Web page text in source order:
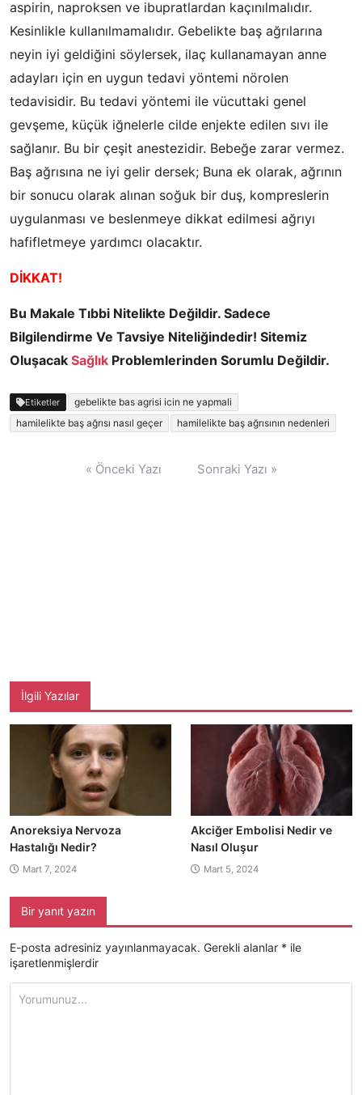
aspirin, naproksen ve ibupratlardan kaçınılmalıdır.
Kesinlikle kullanılmamalıdır. Gebelikte baş ağrılarına
neyin iyi geldiğini söylersek, ilaç kullanamayan anne
adayları için en uygun tedavi yöntemi nörolen
tedavisidir. Bu tedavi yöntemi ile vücuttaki genel
gevşeme, küçük iğnelerle cilde enjekte edilen sıvı ile
sağlanır. Bu bir çeşit anestezidir. Bebeğe zarar vermez.
Baş ağrısına ne iyi gelir dersek; Buna ek olarak, ağrının
bir sonucu olarak alınan soğuk bir duş, kompreslerin
uygulanması ve beslenmeye dikkat edilmesi ağrıyı
hafifletmeye yardımcı olacaktır.
DİKKAT!
Bu Makale Tıbbi Nitelikte Değildir. Sadece
Bilgilendirme Ve Tavsiye Niteliğindedir! Sitemiz
Oluşacak Sağlık Problemlerinden Sorumlu Değildir.
Etiketler
gebelikte bas agrisi icin ne yapmali
hamilelikte baş ağrısı nasıl geçer
hamilelikte baş ağrısının nedenleri
« Önceki Yazı Sonraki Yazı »
İlgili Yazılar
Anoreksiya Nervoza
Hastalığı Nedir?
Mart 7, 2024
Akciğer Embolisi Nedir ve
Nasıl Oluşur
Mart 5, 2024
Bir yanıt yazın
E-posta adresiniz yayınlanmayacak. Gerekli alanlar * ile
işaretlenmişlerdir